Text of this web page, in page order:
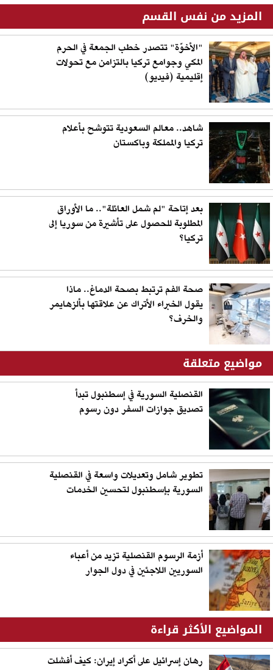
المزيد من نفس القسم
"الأخوّة" تتصدر خطب الجمعة في الحرم
المكي وجوامع تركيا بالتزامن مع تحولات
إقليمية (فيديو)
شاهد.. معالم السعودية تتوشح بأعلام
تركيا والمملكة وباكستان
بعد إتاحة "لم شمل العائلة".. ما الأوراق
المطلوبة للحصول على تأشيرة من سوريا إلى
تركيا؟
صحة الفم ترتبط بصحة الدماغ.. ماذا
يقول الخبراء الأتراك عن علاقتها بألزهايمر
والخرف؟
مواضيع متعلقة
القنصلية السورية في إسطنبول تبدأ
تصديق جوازات السفر دون رسوم
تطوير شامل وتعديلات واسعة في القنصلية
السورية بإسطنبول لتحسين الخدمات
أزمة الرسوم القنصلية تزيد من أعباء
السوريين اللاجئين في دول الجوار
المواضيع الأكثر قراءة
رهان إسرائيل على أكراد إيران: كيف أفشلت